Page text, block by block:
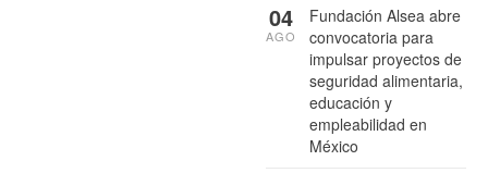
Fundación Alsea abre
convocatoria para
impulsar proyectos de
seguridad alimentaria,
educación y
empleabilidad en
México
04
AGO